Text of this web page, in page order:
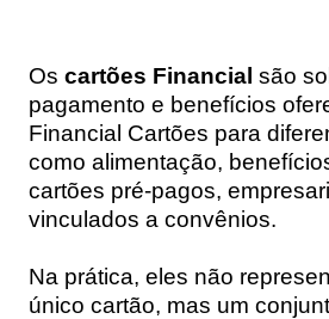
Os cartões Financial são
pagamento e benefícios
Financial Cartões para
como alimentação,
cartões pré-pagos,
vinculados a convênios.
Na prática, eles não
único cartão, mas um